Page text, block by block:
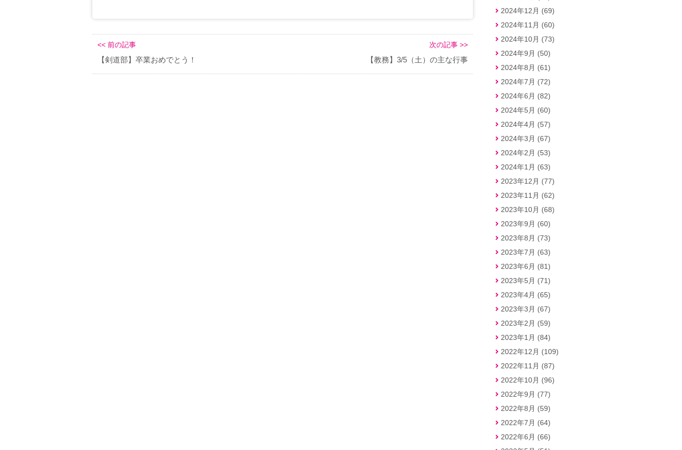
<< 前の記事
【剣道部】卒業おめでとう！
次の記事 >>
【教務】3/5（土）の主な行事
2024年12月 (69)
2024年11月 (60)
2024年10月 (73)
2024年9月 (50)
2024年8月 (61)
2024年7月 (72)
2024年6月 (82)
2024年5月 (60)
2024年4月 (57)
2024年3月 (67)
2024年2月 (53)
2024年1月 (63)
2023年12月 (77)
2023年11月 (62)
2023年10月 (68)
2023年9月 (60)
2023年8月 (73)
2023年7月 (63)
2023年6月 (81)
2023年5月 (71)
2023年4月 (65)
2023年3月 (67)
2023年2月 (59)
2023年1月 (84)
2022年12月 (109)
2022年11月 (87)
2022年10月 (96)
2022年9月 (77)
2022年8月 (59)
2022年7月 (64)
2022年6月 (66)